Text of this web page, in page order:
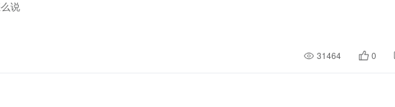
说
31464 0